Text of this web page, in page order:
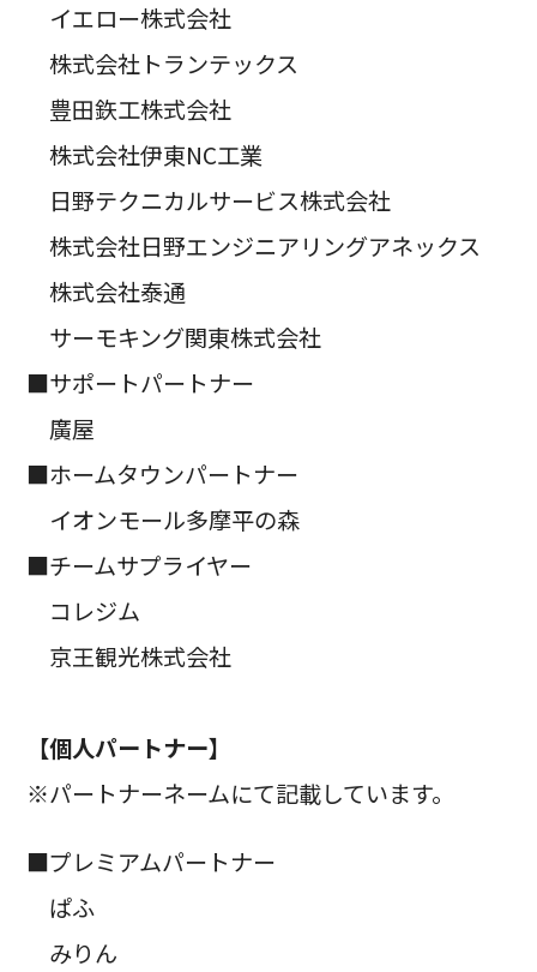
イエロー株式会社
株式会社トランテックス
豊田鉃工株式会社
株式会社伊東NC工業
日野テクニカルサービス株式会社
株式会社日野エンジニアリングアネックス
株式会社泰通
サーモキング関東株式会社
■サポートパートナー
廣屋
■ホームタウンパートナー
イオンモール多摩平の森
■チームサプライヤー
コレジム
京王観光株式会社
【個人パートナー】
※パートナーネームにて記載しています。
■プレミアムパートナー
ぱふ
みりん